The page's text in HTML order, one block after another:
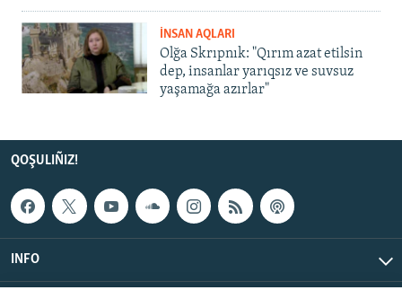
İNSAN AQLARI
Olğa Skrıpnık: "Qırım azat etilsin
dep, insanlar yarıqsız ve suvsuz
yaşamağa azırlar"
QOŞULIÑIZ!
INFO